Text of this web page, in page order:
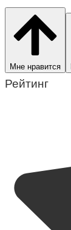
Мне нравится
Рейтинг